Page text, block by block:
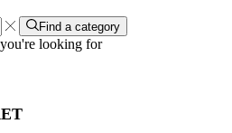
Find a category
looking for